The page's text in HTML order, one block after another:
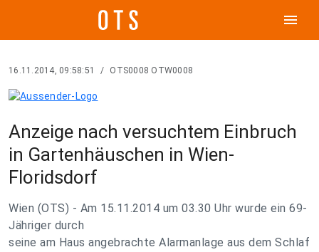
menu
16.11.2014, 09:58:51 / OTS0008 OTW0008
Anzeige nach versuchtem Einbruch
in Gartenhäuschen in Wien-
Floridsdorf
Wien (OTS) - Am 15.11.2014 um 03.30 Uhr wurde ein 69-
Jähriger durch
seine am Haus angebrachte Alarmanlage aus dem Schlaf